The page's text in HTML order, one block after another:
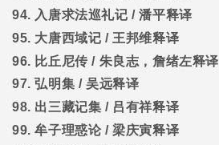
94. 入唐求法巡礼记 /潘平释译
95. 大唐西域记 / 王邦维释译
96. 比丘尼传 / 朱良志，詹绪左释译
97.弘明集 /吴远释译
98. 出三藏记集 / 吕有祥释译
99.牟子理惑论/梁庆寅释译